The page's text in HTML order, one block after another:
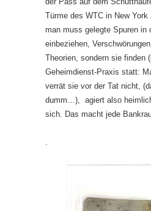
Türme des WTC in New York
man muss gelegte Spuren in
einbeziehen,
Theorien, sondern sie finden
Geheimdienst-Praxis statt:
verrät sie vor der Tat nicht,
dumm…), agiert also
sich. Das macht jede
.